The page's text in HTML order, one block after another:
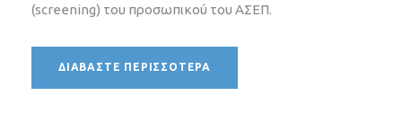
(screening) του προσωπικού του ΑΣΕΠ.
ΔΙΑΒΆΣΤΕ ΠΕΡΙΣΣΌΤΕΡΑ